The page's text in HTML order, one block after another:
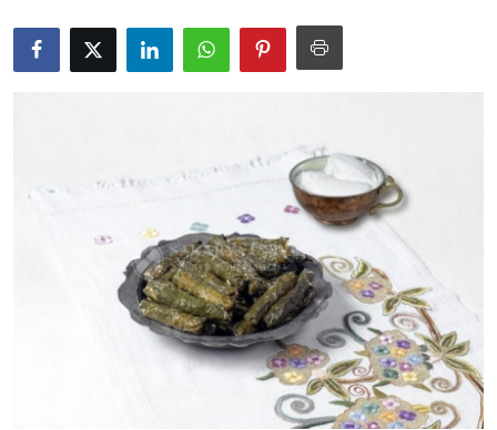
Mutfak Püf Noktaları & İpuçları
Mekan & Lezzet Rotaları
İçecek Kültürü & Barista
Yöresel Tarifler & Ev Yemekleri
Gıda Güvenliği & Sağlık
İçecek Kültürü & Rehberleri
Popüler Kültür & Mutfak Tarihi
Mutfak Temizliği & Pratik Bilgiler